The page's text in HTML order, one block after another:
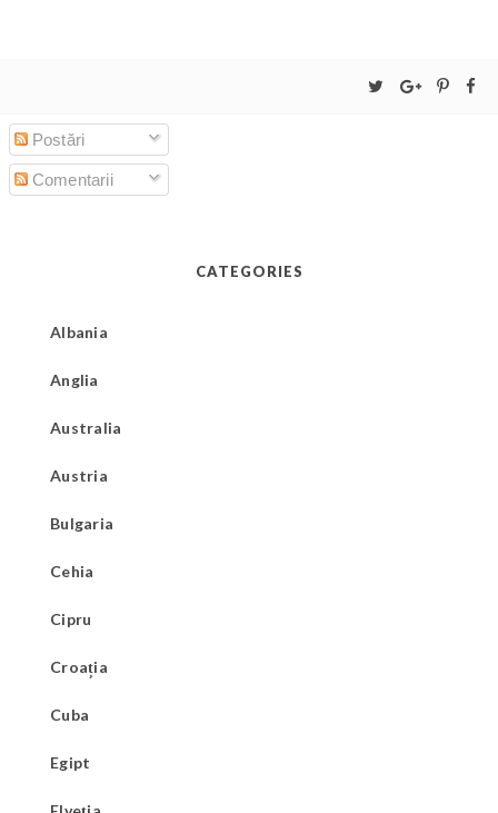
Postări
Comentarii
CATEGORIES
Albania
Anglia
Australia
Austria
Bulgaria
Cehia
Cipru
Croația
Cuba
Egipt